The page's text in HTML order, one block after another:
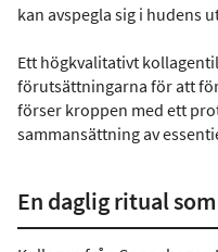
kan avspegla sig i hudens
Ett högkvalitativt
förutsättningarna för att
förser kroppen med ett
sammansättning av
En daglig ritual